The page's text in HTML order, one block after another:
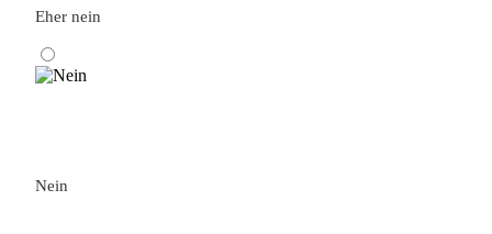
Eher nein
Nein